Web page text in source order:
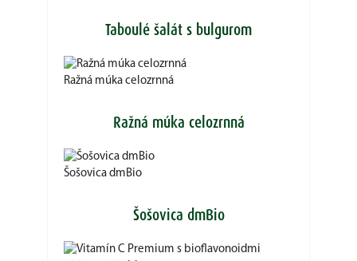
Taboulé šalát s bulgurom
Ražná múka celozrnná
Ražná múka celozrnná
Šošovica dmBio
Šošovica dmBio